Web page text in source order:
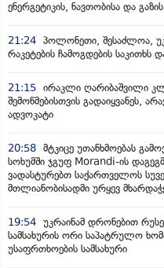
ენერგეტიკის, ნავთობისა და
21:24 პოლონეთი, შესაძლოა,
რაკეტების ჩამოგდების საკითხს
21:15 ირაკლი ღარიბაშვილი
შემოწმებისთვის გადაიყვანეს,
ადვოკატი
20:58 მტკიცე უთანხმოებას
სოხუმში ჯგუფ Morandi-ის
ვადასტურებთ საქართველოს
მთლიანობისადმი ურყევ
19:54 უკრაინამ დრონებით
სამსახურის ორი საპატრულო
უსაფრთხოების სამსახური